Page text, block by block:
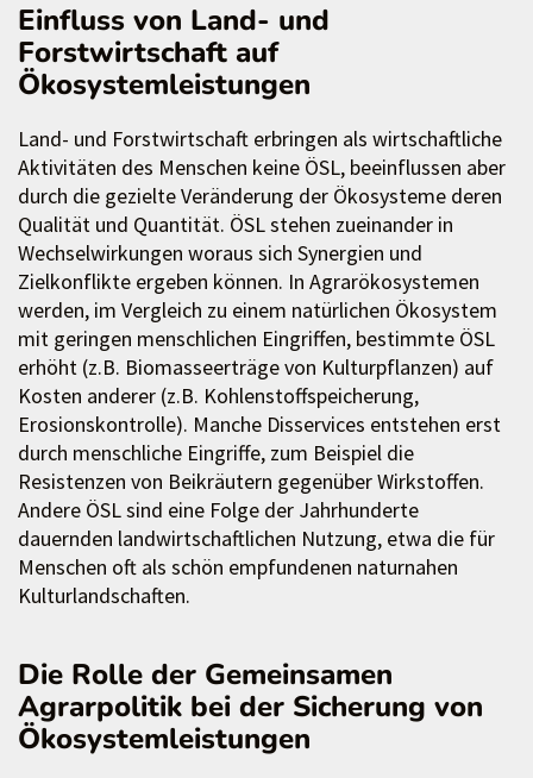
Einfluss von Land- und
Forstwirtschaft auf
Ökosystemleistungen
Land- und Forstwirtschaft erbringen als wirtschaftliche
Aktivitäten des Menschen keine ÖSL, beeinflussen aber
durch die gezielte Veränderung der Ökosysteme deren
Qualität und Quantität. ÖSL stehen zueinander in
Wechselwirkungen woraus sich Synergien und
Zielkonflikte ergeben können. In Agrarökosystemen
werden, im Vergleich zu einem natürlichen Ökosystem
mit geringen menschlichen Eingriffen, bestimmte ÖSL
erhöht (z.B. Biomasseerträge von Kulturpflanzen) auf
Kosten anderer (z.B. Kohlenstoffspeicherung,
Erosionskontrolle). Manche Disservices entstehen erst
durch menschliche Eingriffe, zum Beispiel die
Resistenzen von Beikräutern gegenüber Wirkstoffen.
Andere ÖSL sind eine Folge der Jahrhunderte
dauernden landwirtschaftlichen Nutzung, etwa die für
Menschen oft als schön empfundenen naturnahen
Kulturlandschaften.
Die Rolle der Gemeinsamen
Agrarpolitik bei der Sicherung von
Ökosystemleistungen